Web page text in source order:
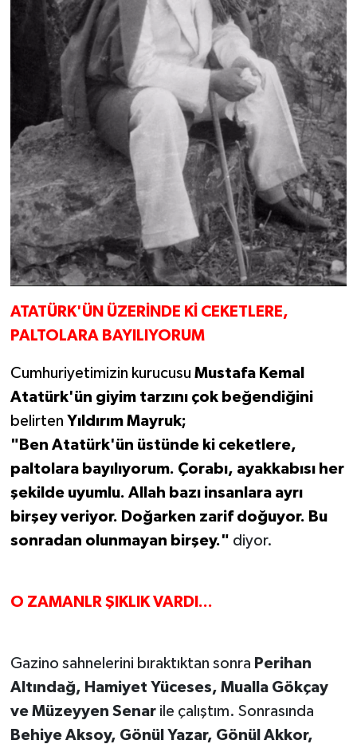
ATATÜRK'ÜN ÜZERİNDE Kİ CEKETLERE,
PALTOLARA BAYILIYORUM
Cumhuriyetimizin kurucusu Mustafa Kemal
Atatürk'ün giyim tarzını çok beğendiğini
belirten Yıldırım Mayruk;
"Ben Atatürk'ün üstünde ki ceketlere,
paltolara bayılıyorum. Çorabı, ayakkabısı her
şekilde uyumlu. Allah bazı insanlara ayrı
birşey veriyor. Doğarken zarif doğuyor. Bu
sonradan olunmayan birşey." diyor.
O ZAMANLR ŞIKLIK VARDI...
Gazino sahnelerini bıraktıktan sonra Perihan
Altındağ, Hamiyet Yüceses, Mualla Gökçay
ve Müzeyyen Senarile çalıştım. Sonrasında
Behiye Aksoy, Gönül Yazar, Gönül Akkor,